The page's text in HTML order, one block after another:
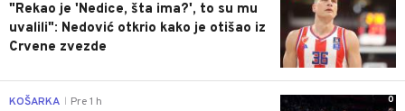
"Rekao je 'Nedice, šta ima?', to su mu
uvalili": Nedović otkrio kako je otišao iz
Crvene zvezde
0
KOŠARKA Pre 1 h